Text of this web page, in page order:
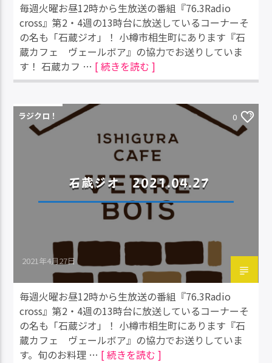
毎週火曜お昼12時から生放送の番組『76.3Radio
cross』第2・4週の13時台に放送しているコーナーそ
の名も「石蔵ジオ」！ 小樽市相生町にあります『石
蔵カフェ ヴェールボア』の協力でお送りしていま
す！ 石蔵カフ … [ 続きを読む ]
ラジクロ！ 0
石蔵ジオ 2021.04.27
2021年4月27日
毎週火曜お昼12時から生放送の番組『76.3Radio
cross』第2・4週の13時台に放送しているコーナーそ
の名も「石蔵ジオ」！ 小樽市相生町にあります『石
蔵カフェ ヴェールボア』の協力でお送りしていま
す。旬のお料理 … [ 続きを読む ]